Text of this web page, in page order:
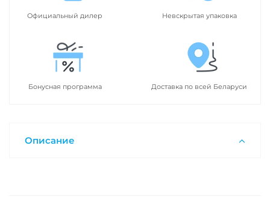
Официальный дилер Невскрытая упаковка
Бонусная программа Доставка по всей Беларуси
Описание